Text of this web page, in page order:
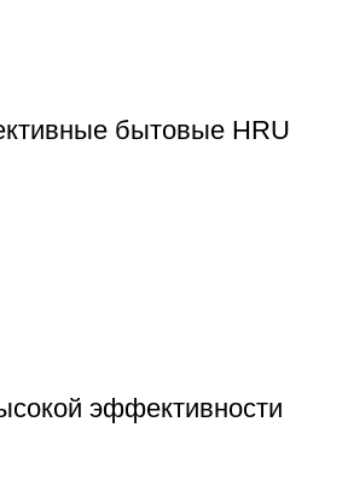
бытовые HRU
эффективности